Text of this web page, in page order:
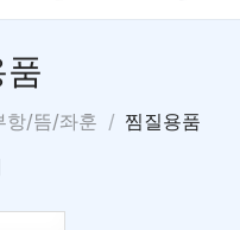
항/뜸/좌훈 / 찜질용품